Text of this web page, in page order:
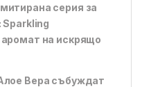
серия за
Sparkling
на искрящо
Вера събуждат